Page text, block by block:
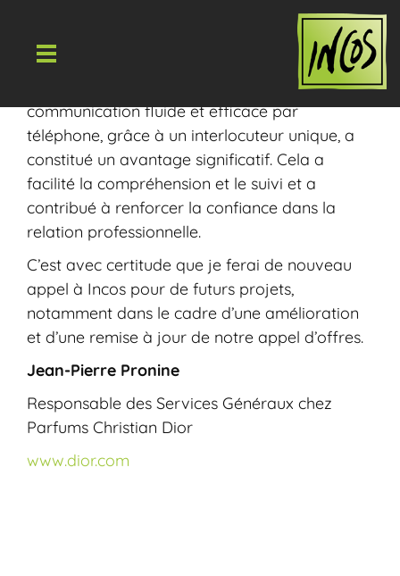
Je tiens à exprimer ma satisfaction suite à la
prestation fournie par le cabinet Incos dans le
cadre de notre récent appel d’offres. La
communication fluide et efficace par
téléphone, grâce à un interlocuteur unique, a
constitué un avantage significatif. Cela a
facilité la compréhension et le suivi et a
contribué à renforcer la confiance dans la
relation professionnelle.
C’est avec certitude que je ferai de nouveau
appel à Incos pour de futurs projets,
notamment dans le cadre d’une amélioration
et d’une remise à jour de notre appel d’offres.
Jean-Pierre Pronine
Responsable des Services Généraux chez
Parfums Christian Dior
www.dior.com